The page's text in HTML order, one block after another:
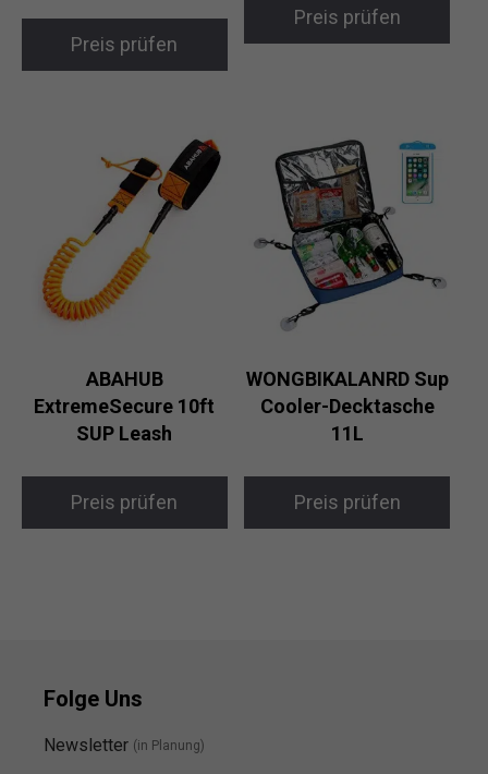
Preis prüfen
Preis prüfen
ABAHUB
ExtremeSecure 10ft
SUP Leash
Preis prüfen
WONGBIKALANRD Sup
Cooler-Decktasche
11L
Preis prüfen
Folge Uns
Newsletter (in Planung)